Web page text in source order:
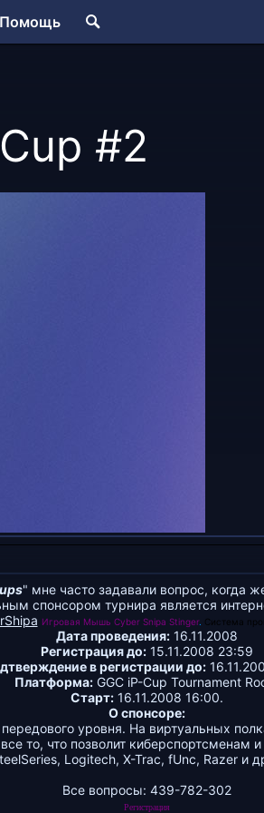
Помощь
#2
" мне часто задавали вопрос, когда
спонсором турнира является
Игровая Мышь Cyber Snipa Stinger. Система
Дата проведения:16.11.2008
Регистрация до:15.11.2008 23:59
в регистрации до:
Платформа: GGC iP-Cup Tournament
Старт:16.11.2008 16:00.
О спонсоре:
уровня. На виртуальных
то, что позволит киберспортсменам
Logitech, X-Trac, fUnc, Razer и
Все вопросы: 439-782-302
Регистрация